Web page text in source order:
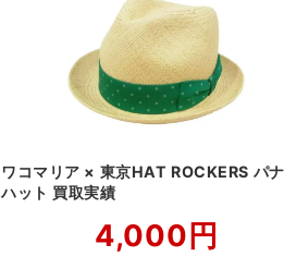
ワコマリア × 東京HAT ROCKERS パ
ハット 買取実績
4,000円